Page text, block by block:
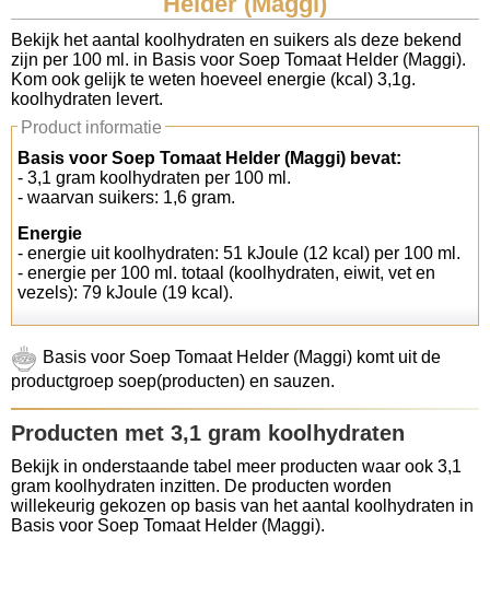
Koolhydraten tellen
Links
Bekijk het aantal koolhydraten en suikers als deze bekend
zijn per 100 ml. in Basis voor Soep Tomaat Helder (Maggi).
Kom ook gelijk te weten hoeveel energie (kcal) 3,1g.
koolhydraten levert.
Product informatie
Basis voor Soep Tomaat Helder (Maggi) bevat:
- 3,1 gram koolhydraten per 100 ml.
- waarvan suikers: 1,6 gram.
Energie
- energie uit koolhydraten: 51 kJoule (12 kcal) per 100 ml.
- energie per 100 ml. totaal (koolhydraten, eiwit, vet en
vezels): 79 kJoule (19 kcal).
Basis voor Soep Tomaat Helder (Maggi) komt uit de
productgroep soep(producten) en sauzen.
Producten met 3,1 gram koolhydraten
Bekijk in onderstaande tabel meer producten waar ook 3,1
gram koolhydraten inzitten. De producten worden
willekeurig gekozen op basis van het aantal koolhydraten in
Basis voor Soep Tomaat Helder (Maggi).